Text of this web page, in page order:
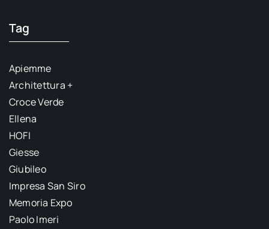
Tag
Apiemme
Architettura +
Croce Verde
Ellena
HOFI
Giesse
Giubileo
Impresa San Siro
Memoria Expo
Paolo Imeri